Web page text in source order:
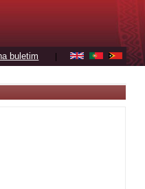
buletim